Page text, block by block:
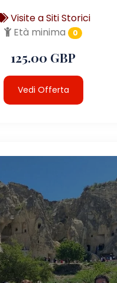
Visite a Siti Storici
Età minima
0
125.00 GBP
Vedi Offerta